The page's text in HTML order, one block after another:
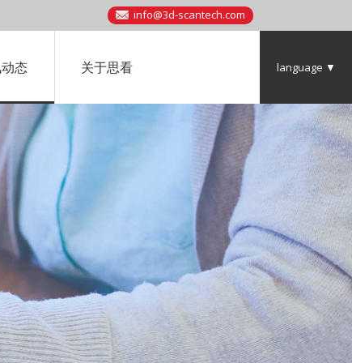
info@3d-scantech.com
态 关于思看 language ▼